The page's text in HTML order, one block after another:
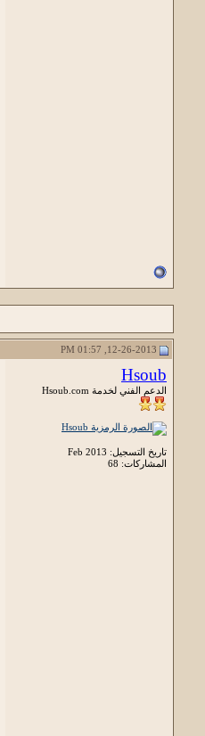
Hsoub
الدعم الفني لخدمة Hsoub.com
تاريخ التسجيل: Feb 2013
المشاركات: 68